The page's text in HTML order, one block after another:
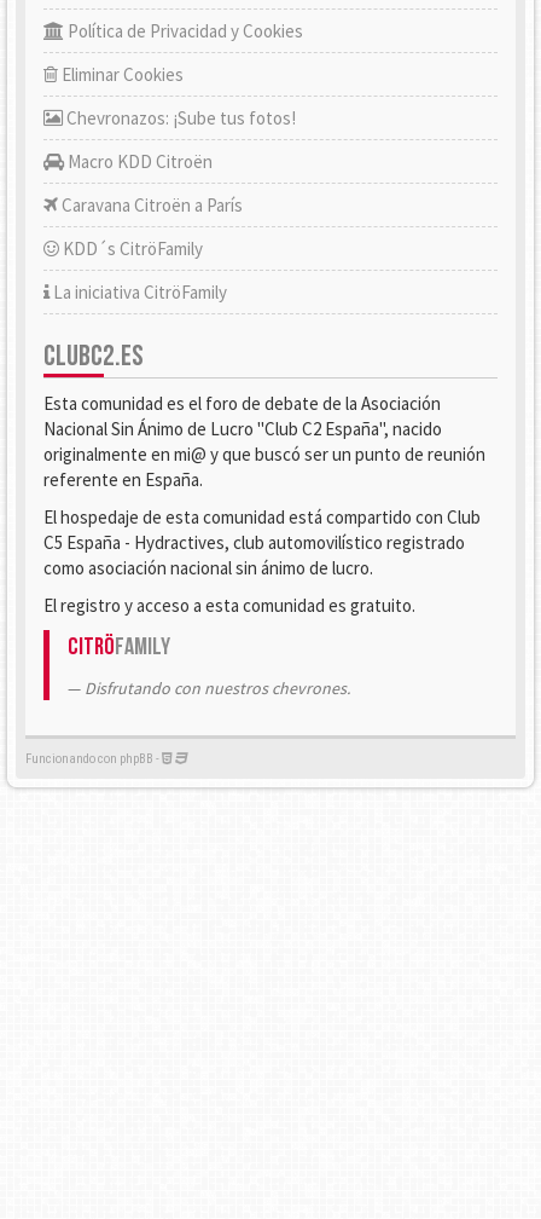
Política de Privacidad y Cookies
Eliminar Cookies
Chevronazos: ¡Sube tus fotos!
Macro KDD Citroën
Caravana Citroën a París
KDD´s CitröFamily
La iniciativa CitröFamily
CLUBC2.ES
Esta comunidad es el foro de debate de la Asociación
Nacional Sin Ánimo de Lucro "Club C2 España", nacido
originalmente en mi@ y que buscó ser un punto de reunión
referente en España.
El hospedaje de esta comunidad está compartido con Club
C5 España - Hydractives, club automovilístico registrado
como asociación nacional sin ánimo de lucro.
El registro y acceso a esta comunidad es gratuito.
CitröFamily
Disfrutando con nuestros chevrones.
Funcionando con phpBB -